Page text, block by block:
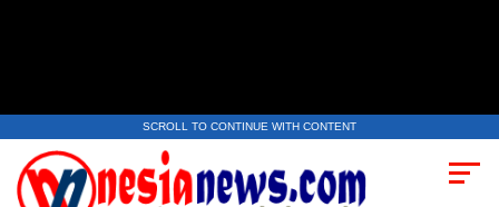
SCROLL TO CONTINUE WITH CONTENT